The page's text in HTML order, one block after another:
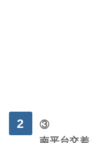
③
南平台交差